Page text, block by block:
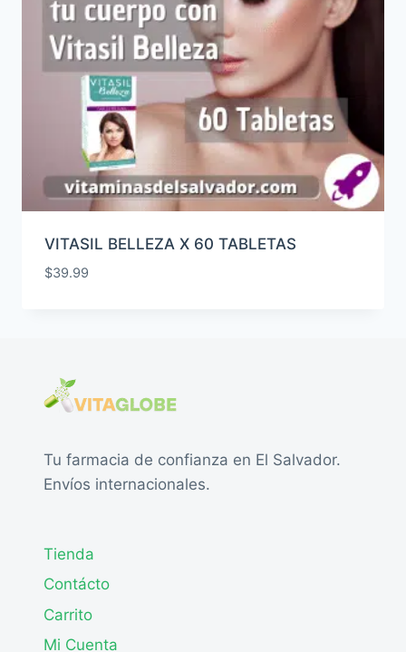
VITASIL BELLEZA X 60 TABLETAS
$39.99
Tu farmacia de confianza en El Salvador.
Envíos internacionales.
Tienda
Contácto
Carrito
Mi Cuenta